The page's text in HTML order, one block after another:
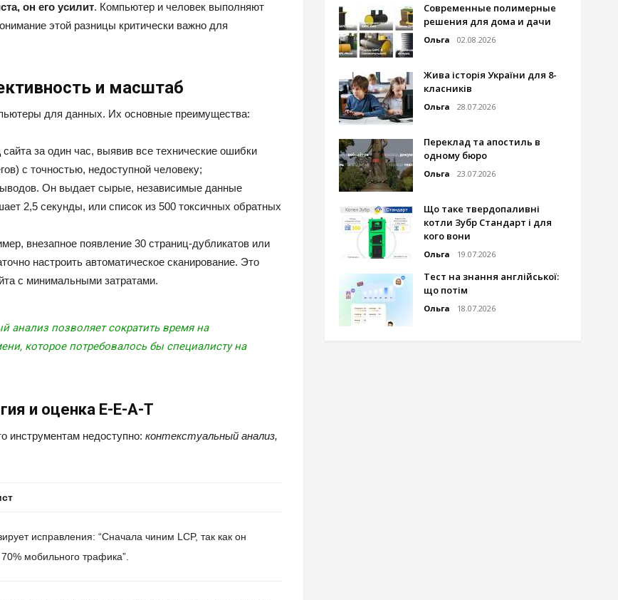
он его усилит. Компьютер и человек выполняют
этой разницы критически важно для
и масштаб
для данных. Их основные преимущества:
сайта за один час, выявив все технические ошибки
с точностью, недоступной человеку;
Он выдает сырые, независимые данные
2,5 секунды, или список из 500 токсичных обратных
внезапное появление 30 страниц-дубликатов или
настроить автоматическое сканирование. Это
с минимальными затратами.
анализ позволяет сократить время на
которое потребовалось бы специалисту на
и оценка E-E-A-T
инструментам недоступно: контекстуальный анализ,
исправления: “Сначала чиним LCP, так как он
мобильного трафика”.
Современные полимерные
решения для дома и дачи
Ольга 02.08.2026
Жива історія України для 8-
класників
Ольга 28.07.2026
Переклад та апостиль в
одному бюро
Ольга 23.07.2026
Що таке твердопаливні
котли Зубр Стандарт і для
кого вони
Ольга 19.07.2026
Тест на знання англійської:
що потім
Ольга 18.07.2026